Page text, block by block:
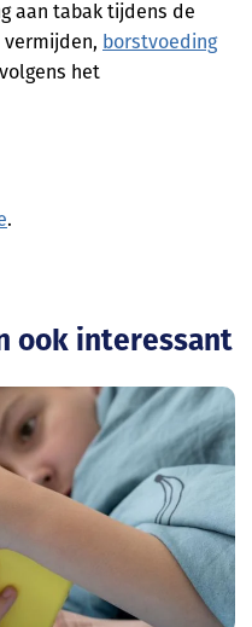
aan tabak tijdens de
vermijden, borstvoeding
het
.
ook interessant